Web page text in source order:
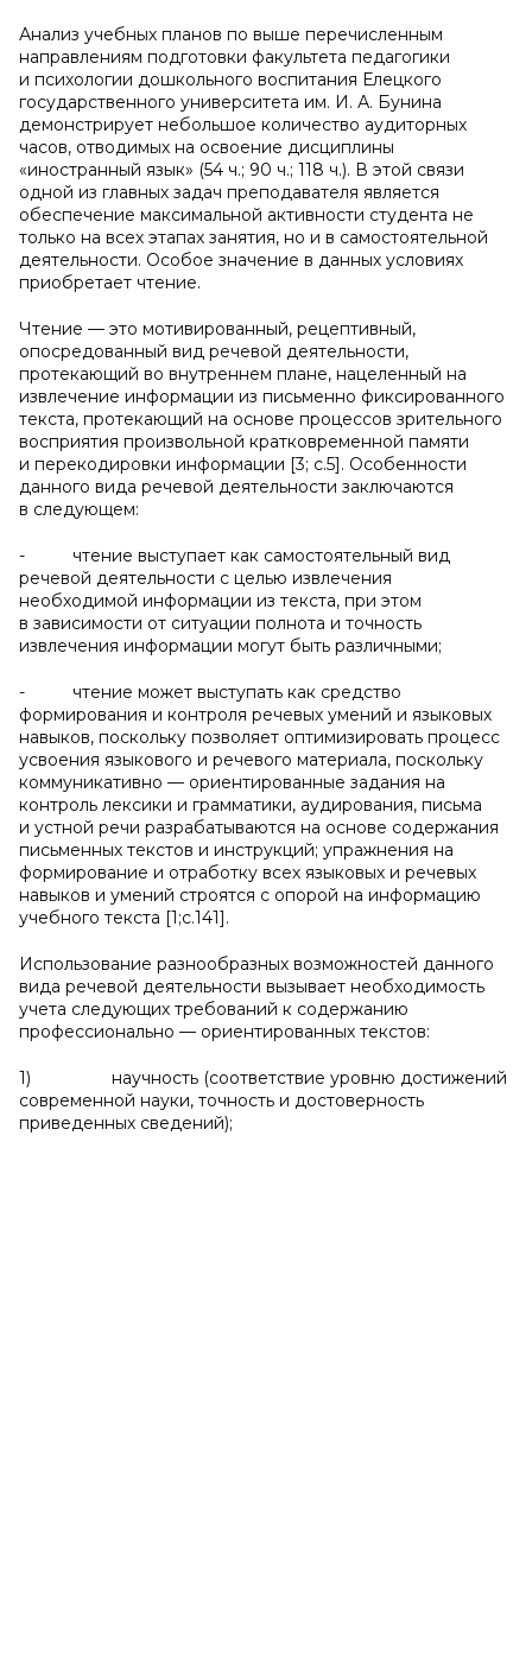
Анализ учебных планов по выше перечисленным
направлениям подготовки факультета педагогики
и психологии дошкольного воспитания Елецкого
государственного университета им. И. А. Бунина
демонстрирует небольшое количество аудиторных
часов, отводимых на освоение дисциплины
«иностранный язык» (54 ч.; 90 ч.; 118 ч.). В этой связи
одной из главных задач преподавателя является
обеспечение максимальной активности студента не
только на всех этапах занятия, но и в самостоятельной
деятельности. Особое значение в данных условиях
приобретает чтение.
Чтение — это мотивированный, рецептивный,
опосредованный вид речевой деятельности,
протекающий во внутреннем плане, нацеленный на
извлечение информации из письменно фиксированного
текста, протекающий на основе процессов зрительного
восприятия произвольной кратковременной памяти
и перекодировки информации [3; с.5]. Особенности
данного вида речевой деятельности заключаются
в следующем:
- чтение выступает как самостоятельный вид
речевой деятельности с целью извлечения
необходимой информации из текста, при этом
в зависимости от ситуации полнота и точность
извлечения информации могут быть различными;
- чтение может выступать как средство
формирования и контроля речевых умений и языковых
навыков, поскольку позволяет оптимизировать процесс
усвоения языкового и речевого материала, поскольку
коммуникативно — ориентированные задания на
контроль лексики и грамматики, аудирования, письма
и устной речи разрабатываются на основе содержания
письменных текстов и инструкций; упражнения на
формирование и отработку всех языковых и речевых
навыков и умений строятся с опорой на информацию
учебного текста [1;c.141].
Использование разнообразных возможностей данного
вида речевой деятельности вызывает необходимость
учета следующих требований к содержанию
профессионально — ориентированных текстов:
1) научность (соответствие уровню достижений
современной науки, точность и достоверность
приведенных сведений);